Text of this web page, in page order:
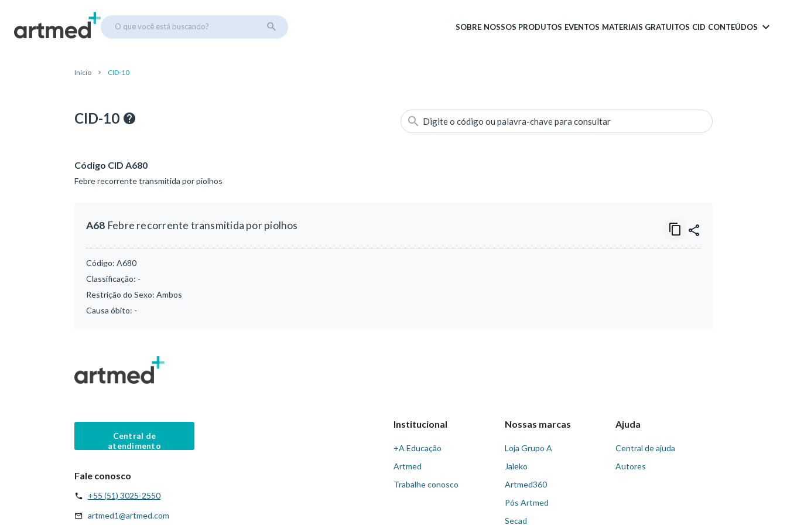
O que você está buscando? SOBRE NOSSOS PRODUTOS EVENTOS MATERIAIS GRATUITOS CID CONTEÚDOS
Início CID-10
CID-10 Digite o código ou palavra-chave para consultar
Código CID A680
Febre recorrente transmitida por piolhos
A68 Febre recorrente transmitida por piolhos
Código: A680
Classificação: -
Restrição do Sexo: Ambos
Causa óbito: -
Central de
atendimento
Fale conosco
+55 (51) 3025-2550
artmed1@artmed.com
Institucional
+A Educação
Artmed
Trabalhe conosco
Nossas marcas
Loja Grupo A
Jaleko
Artmed360
Pós Artmed
Secad
Ajuda
Central de ajuda
Autores